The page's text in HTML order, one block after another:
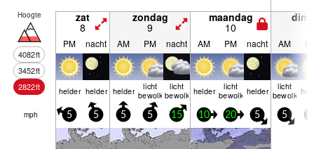
Hoogte
4082ft
3452ft
2822ft
zat
8
zondag
9
maandag
10
PM nacht AM PM nacht AM PM nacht AM
helder helder helder licht
bewolkt
licht
bewolkt helder licht
bewolkt helder licht
bewolkt
mph 5 5 5 5 15 10 20 5 5